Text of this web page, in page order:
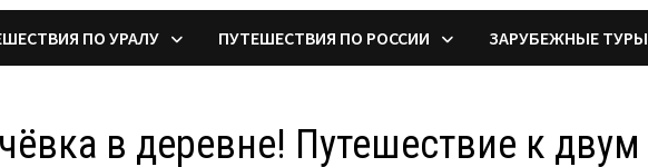
ПО УРАЛУ ПУТЕШЕСТВИЯ ПО РОССИИ ЗАРУБЕЖНЫЕ ТУРЫ
в деревне! Путешествие к двум